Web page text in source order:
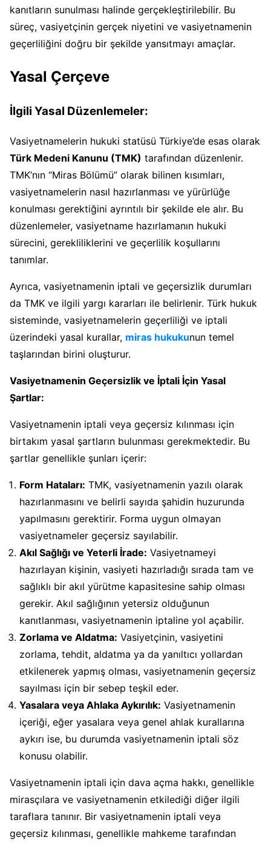
kanıtların sunulması halinde gerçekleştirilebilir. Bu
süreç, vasiyetçinin gerçek niyetini ve vasiyetnamenin
geçerliliğini doğru bir şekilde yansıtmayı amaçlar.
Yasal Çerçeve
İlgili Yasal Düzenlemeler:
Vasiyetnamelerin hukuki statüsü Türkiye’de esas olarak
Türk Medeni Kanunu (TMK) tarafından düzenlenir.
TMK’nın “Miras Bölümü” olarak bilinen kısımları,
vasiyetnamelerin nasıl hazırlanması ve yürürlüğe
konulması gerektiğini ayrıntılı bir şekilde ele alır. Bu
düzenlemeler, vasiyetname hazırlamanın hukuki
sürecini, gerekliliklerini ve geçerlilik koşullarını
tanımlar.
Ayrıca, vasiyetnamenin iptali ve geçersizlik durumları
da TMK ve ilgili yargı kararları ile belirlenir. Türk hukuk
sisteminde, vasiyetnamelerin geçerliliği ve iptali
üzerindeki yasal kurallar, miras hukukunun temel
taşlarından birini oluşturur.
Vasiyetnamenin Geçersizlik ve İptali İçin Yasal
Şartlar:
Vasiyetnamenin iptali veya geçersiz kılınması için
birtakım yasal şartların bulunması gerekmektedir. Bu
şartlar genellikle şunları içerir:
Form Hataları: TMK, vasiyetnamenin yazılı olarak
hazırlanmasını ve belirli sayıda şahidin huzurunda
yapılmasını gerektirir. Forma uygun olmayan
vasiyetnameler geçersiz sayılabilir.
Akıl Sağlığı ve Yeterli İrade: Vasiyetnameyi
hazırlayan kişinin, vasiyeti hazırladığı sırada tam ve
sağlıklı bir akıl yürütme kapasitesine sahip olması
gerekir. Akıl sağlığının yetersiz olduğunun
kanıtlanması, vasiyetnamenin iptaline yol açabilir.
Zorlama ve Aldatma: Vasiyetçinin, vasiyetini
zorlama, tehdit, aldatma ya da yanıltıcı yollardan
etkilenerek yapmış olması, vasiyetnamenin geçersiz
sayılması için bir sebep teşkil eder.
Yasalara veya Ahlaka Aykırılık: Vasiyetnamenin
içeriği, eğer yasalara veya genel ahlak kurallarına
aykırı ise, bu durumda vasiyetnamenin iptali söz
konusu olabilir.
Vasiyetnamenin iptali için dava açma hakkı, genellikle
mirasçılara ve vasiyetnamenin etkilediği diğer ilgili
taraflara tanınır. Bir vasiyetnamenin iptali veya
geçersiz kılınması, genellikle mahkeme tarafından